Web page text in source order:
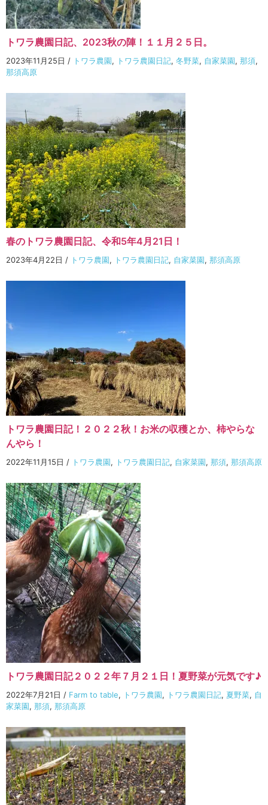
トワラ農園日記、2023秋の陣！１１月２５日。
2023年11月25日 / トワラ農園, トワラ農園日記, 冬野菜, 自家菜園, 那須,
那須高原
春のトワラ農園日記、令和5年4月21日！
2023年4月22日 / トワラ農園, トワラ農園日記, 自家菜園, 那須高原
トワラ農園日記！２０２２秋！お米の収穫とか、柿やらな
んやら！
2022年11月15日 / トワラ農園, トワラ農園日記, 自家菜園, 那須, 那須高原
トワラ農園日記２０２２年７月２１日！夏野菜が元気です♪
2022年7月21日 / Farm to table, トワラ農園, トワラ農園日記, 夏野菜, 自
家菜園, 那須, 那須高原